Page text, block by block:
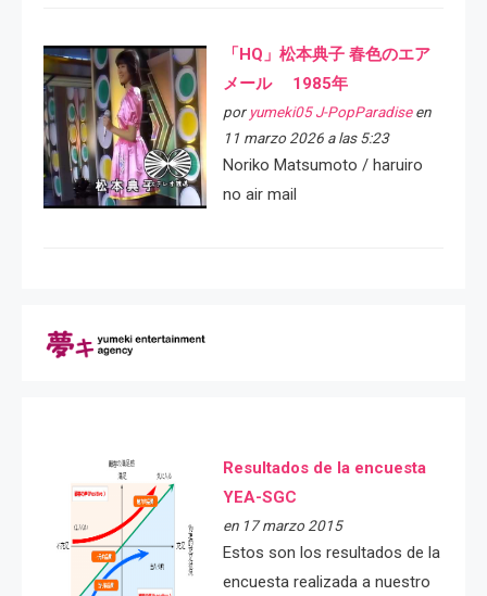
「HQ」松本典子 春色のエア
メール 1985年
por yumeki05 J-PopParadiseen
11 marzo 2026 a las 5:23
Noriko Matsumoto / haruiro
no air mail
Resultados de la encuesta
YEA-SGC
en 17 marzo 2015
Estos son los resultados de la
encuesta realizada a nuestro